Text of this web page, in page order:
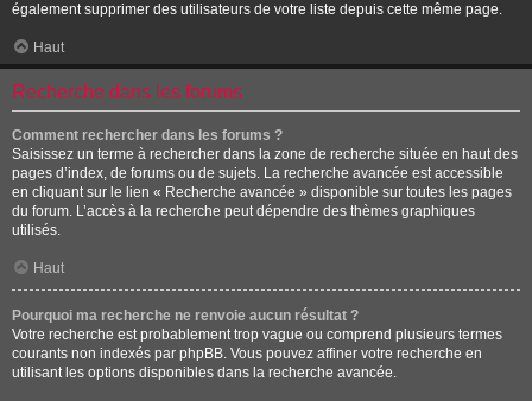
également supprimer des utilisateurs de votre liste depuis cette même page.
Haut
Recherche dans les forums
Comment rechercher dans les forums ?
Saisissez un terme à rechercher dans la zone de recherche située en haut des
pages d’index, de forums ou de sujets. La recherche avancée est accessible
en cliquant sur le lien « Recherche avancée » disponible sur toutes les pages
du forum. L’accès à la recherche peut dépendre des thèmes graphiques
utilisés.
Haut
Pourquoi ma recherche ne renvoie aucun résultat ?
Votre recherche est probablement trop vague ou comprend plusieurs termes
courants non indexés par phpBB. Vous pouvez affiner votre recherche en
utilisant les options disponibles dans la recherche avancée.